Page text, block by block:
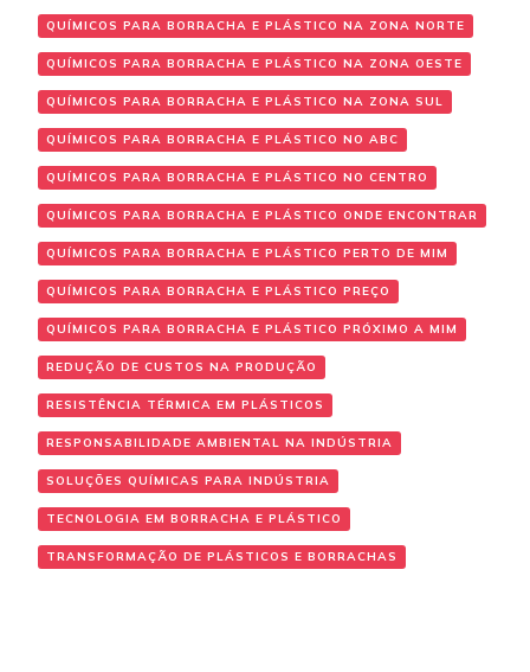
QUÍMICOS PARA BORRACHA E PLÁSTICO NA ZONA NORTE
QUÍMICOS PARA BORRACHA E PLÁSTICO NA ZONA OESTE
QUÍMICOS PARA BORRACHA E PLÁSTICO NA ZONA SUL
QUÍMICOS PARA BORRACHA E PLÁSTICO NO ABC
QUÍMICOS PARA BORRACHA E PLÁSTICO NO CENTRO
QUÍMICOS PARA BORRACHA E PLÁSTICO ONDE ENCONTRAR
QUÍMICOS PARA BORRACHA E PLÁSTICO PERTO DE MIM
QUÍMICOS PARA BORRACHA E PLÁSTICO PREÇO
QUÍMICOS PARA BORRACHA E PLÁSTICO PRÓXIMO A MIM
REDUÇÃO DE CUSTOS NA PRODUÇÃO
RESISTÊNCIA TÉRMICA EM PLÁSTICOS
RESPONSABILIDADE AMBIENTAL NA INDÚSTRIA
SOLUÇÕES QUÍMICAS PARA INDÚSTRIA
TECNOLOGIA EM BORRACHA E PLÁSTICO
TRANSFORMAÇÃO DE PLÁSTICOS E BORRACHAS